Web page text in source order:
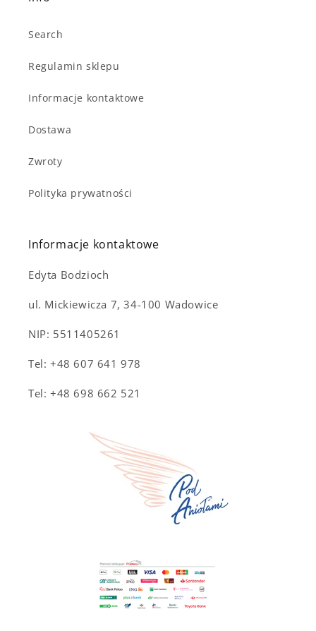
Search
Regulamin sklepu
Informacje kontaktowe
Dostawa
Zwroty
Polityka prywatności
Informacje kontaktowe
Edyta Bodzioch
ul. Mickiewicza 7, 34-100 Wadowice
NIP: 5511405261
Tel: +48 607 641 978
Tel: +48 698 662 521